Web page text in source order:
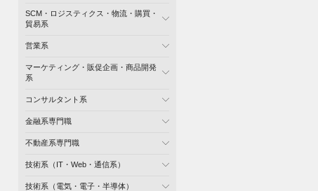
SCM・ロジスティクス・物流・購買・
貿易系
営業系
マーケティング・販促企画・商品開発
系
コンサルタント系
金融系専門職
不動産系専門職
技術系（IT・Web・通信系）
技術系（電気・電子・半導体）